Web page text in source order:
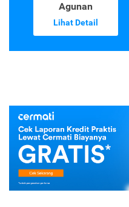
Agunan
Lihat Detail